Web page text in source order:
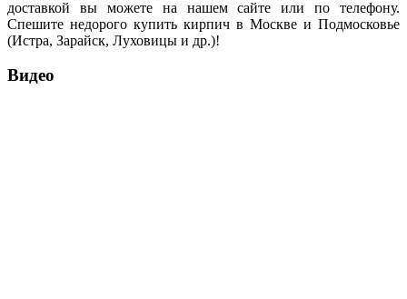
доставкой вы можете на нашем сайте или по телефону.
Спешите недорого купить кирпич в Москве и Подмосковье
(Истра, Зарайск, Луховицы и др.)!
Видео